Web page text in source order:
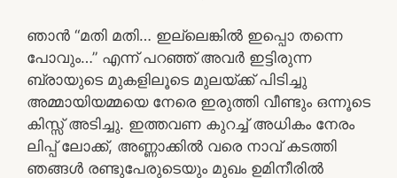
ഞാൻ “മതി മതി… ഇല്ലെങ്കിൽ ഇപ്പൊ തന്നെ
പോവും…” എന്ന് പറഞ്ഞ് അവർ ഇട്ടിരുന്ന
ബ്രായുടെ മുകളിലൂടെ മുലയ്ക്ക് പിടിച്ചു
അമ്മായിയമ്മയെ നേരെ ഇരുത്തി വീണ്ടും ഒന്നൂടെ
കിസ്സ് അടിച്ചു. ഇത്തവണ കുറച്ച് അധികം നേരം
ലിപ്പ് ലോക്ക്, അണ്ണാക്കിൽ വരെ നാവ് കടത്തി
ഞങ്ങൾ രണ്ടുപേരുടെയും മുഖം ഉമിനീരിൽ